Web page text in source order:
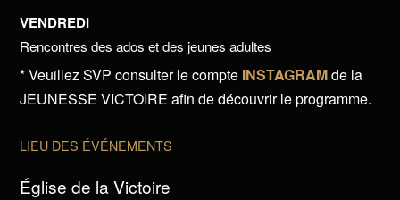
VENDREDI
Rencontres des ados et des jeunes adultes
* Veuillez SVP consulter le compte INSTAGRAMde la
JEUNESSE VICTOIRE afin de découvrir le programme.
LIEU DES ÉVÉNEMENTS
Église de la Victoire